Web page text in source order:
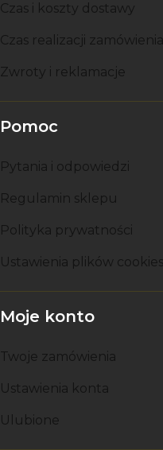
Czas i koszty dostawy
Czas realizacji zamówienia
Zwroty i reklamacje
Pomoc
Pytania i odpowiedzi
Regulamin sklepu
Polityka prywatności
Ustawienia plików cookies
Moje konto
Twoje zamówienia
Ustawienia konta
Ulubione